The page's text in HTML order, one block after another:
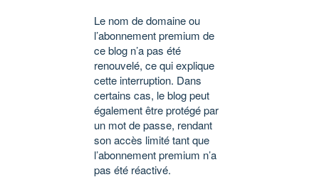
Le nom de domaine ou
l’abonnement premium de
ce blog n’a pas été
renouvelé, ce qui explique
cette interruption. Dans
certains cas, le blog peut
également être protégé par
un mot de passe, rendant
son accès limité tant que
l’abonnement premium n’a
pas été réactivé.